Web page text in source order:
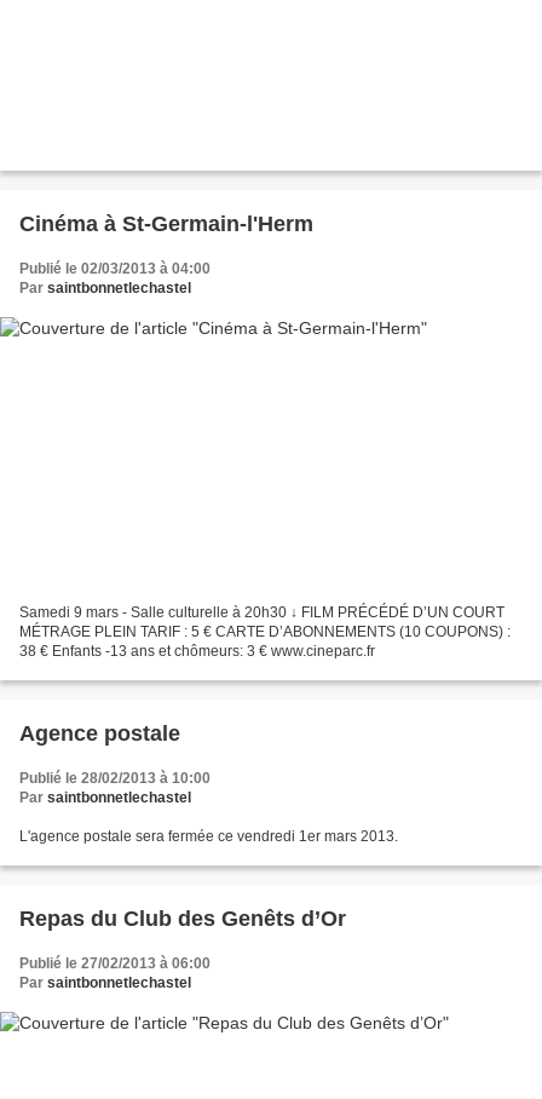
Cinéma à St-Germain-l'Herm
Publié le 02/03/2013 à 04:00
Par saintbonnetlechastel
Samedi 9 mars - Salle culturelle à 20h30 ↓ FILM PRÉCÉDÉ D’UN COURT
MÉTRAGE PLEIN TARIF : 5 € CARTE D’ABONNEMENTS (10 COUPONS) :
38 € Enfants -13 ans et chômeurs: 3 € www.cineparc.fr
Agence postale
Publié le 28/02/2013 à 10:00
Par saintbonnetlechastel
L'agence postale sera fermée ce vendredi 1er mars 2013.
Repas du Club des Genêts d’Or
Publié le 27/02/2013 à 06:00
Par saintbonnetlechastel